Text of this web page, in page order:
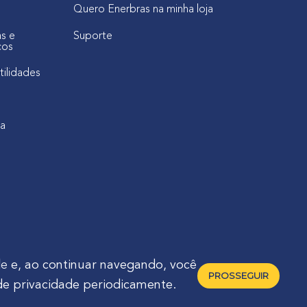
e
Quero Enerbras na minha loja
Suporte
- Brasil 🇧🇷
e, ao continuar navegando, você
privacidade periodicamente.
PROSSEGUIR